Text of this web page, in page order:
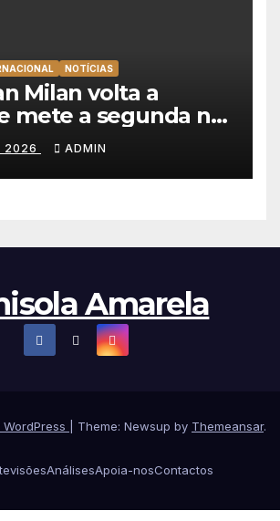
NOTÍCIAS
Milan volta a
mete a segunda na
2026
2026 ADMIN
Amarela
Theme: Newsup by Themeansar.
AnálisesApoia-nosContactos